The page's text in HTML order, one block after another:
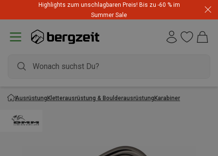
Highlights zum unschlagbaren Preis! Bis zu -60 % im
Summer Sale
AusrüstungKletterausrüstung & BoulderausrüstungKarabiner